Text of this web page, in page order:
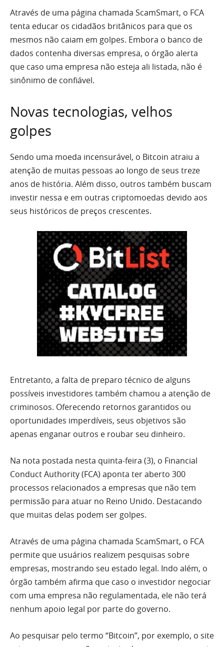
Através de uma página chamada ScamSmart, o FCA
tenta educar os cidadãos britânicos para que os
mesmos não caiam em golpes. Embora o banco de
dados contenha diversas empresa, o órgão alerta
que caso uma empresa não esteja ali listada, não é
sinônimo de confiável.
Novas tecnologias, velhos
golpes
Sendo uma moeda incensurável, o Bitcoin atraiu a
atenção de muitas pessoas ao longo de seus treze
anos de história. Além disso, outros também buscam
investir nessa e em outras criptomoedas devido aos
seus históricos de preços crescentes.
Entretanto, a falta de preparo técnico de alguns
possíveis investidores também chamou a atenção de
criminosos. Oferecendo retornos garantidos ou
oportunidades imperdíveis, seus objetivos são
apenas enganar outros e roubar seu dinheiro.
Na nota postada nesta quinta-feira (3), o Financial
Conduct Authority (FCA) aponta ter aberto 300
processos relacionados a empresas que não tem
permissão para atuar no Reino Unido. Destacando
que muitas delas podem ser golpes.
Através de uma página chamada ScamSmart, o FCA
permite que usuários realizem pesquisas sobre
empresas, mostrando seu estado legal. Indo além, o
órgão também afirma que caso o investidor negociar
com uma empresa não regulamentada, ele não terá
nenhum apoio legal por parte do governo.
Ao pesquisar pelo termo “Bitcoin”, por exemplo, o site